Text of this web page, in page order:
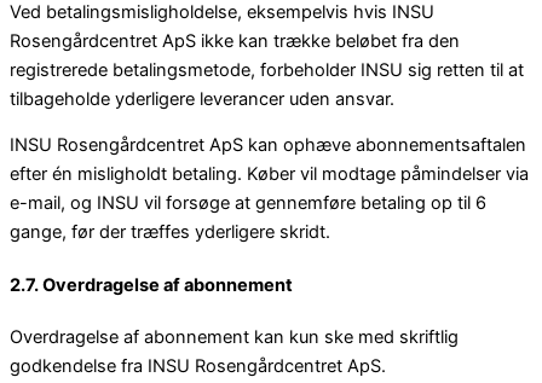
Ved betalingsmisligholdelse, eksempelvis hvis INSU
Rosengårdcentret ApS ikke kan trække beløbet fra den
registrerede betalingsmetode, forbeholder INSU sig retten til at
tilbageholde yderligere leverancer uden ansvar.
INSU Rosengårdcentret ApS kan ophæve abonnementsaftalen
efter én misligholdt betaling. Køber vil modtage påmindelser via
e-mail, og INSU vil forsøge at gennemføre betaling op til 6
gange, før der træffes yderligere skridt.
2.7. Overdragelse af abonnement
Overdragelse af abonnement kan kun ske med skriftlig
godkendelse fra INSU Rosengårdcentret ApS.